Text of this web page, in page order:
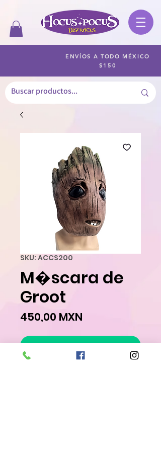
ENVÍOS A TODO MÉXICO
$150
SKU: ACCS200
M�scara de
Groot
450,00 MXN
Agregar al carrito